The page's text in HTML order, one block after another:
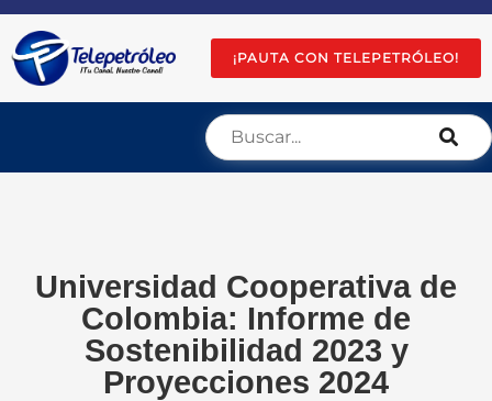
¡PAUTA CON TELEPETRÓLEO!
Universidad Cooperativa de
Colombia: Informe de
Sostenibilidad 2023 y
Proyecciones 2024